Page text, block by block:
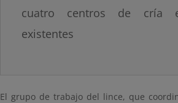
cuatro centros de cría
existentes
El grupo de trabajo del lince, que